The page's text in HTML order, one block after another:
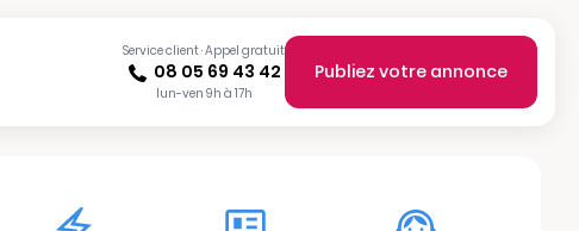
Service client · Appel gratuit
08 05 69 43 42
lun-ven 9h à 17h
Publiez votre annonce